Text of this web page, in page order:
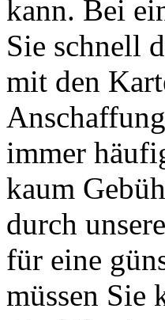
kann. Bei
Sie schnell
mit den
immer
kaum
durch
für eine
müssen Sie